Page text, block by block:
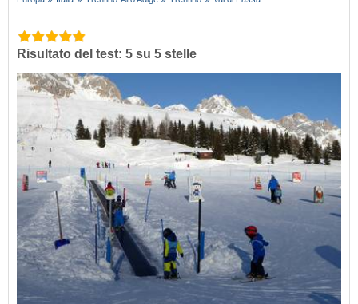
Risultato del test: 5 su 5 stelle